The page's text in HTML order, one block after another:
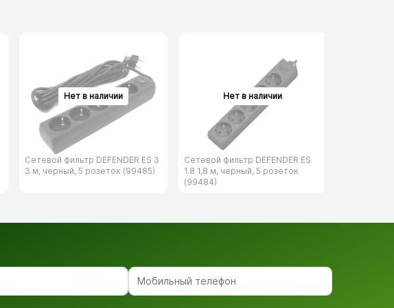
Сетевой фильтр DEFENDER ES 3
3 м, черный, 5 розеток (99485)
Сетевой фильтр DEFENDER ES
1.8 1,8 м, черный, 5 розеток
(99484)